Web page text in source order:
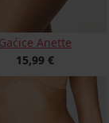
Gaćice Anette
15,99 €